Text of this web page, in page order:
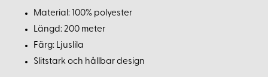
Material: 100% polyester
Längd: 200 meter
Färg: Ljuslila
Slitstark och hållbar design